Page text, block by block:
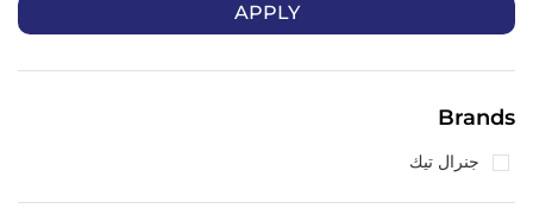
APPLY
Brands
جنرال تيك